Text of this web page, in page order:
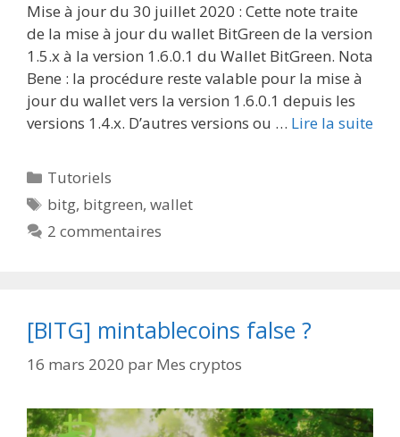
Mise à jour du 30 juillet 2020 : Cette note traite
de la mise à jour du wallet BitGreen de la version
1.5.x à la version 1.6.0.1 du Wallet BitGreen. Nota
Bene : la procédure reste valable pour la mise à
jour du wallet vers la version 1.6.0.1 depuis les
versions 1.4.x. D’autres versions ou … Lire la suite
Catégories
Tutoriels
Étiquettes
bitg, bitgreen,wallet
2 commentaires
[BITG] mintablecoins false ?
16 mars 2020 par Mes cryptos